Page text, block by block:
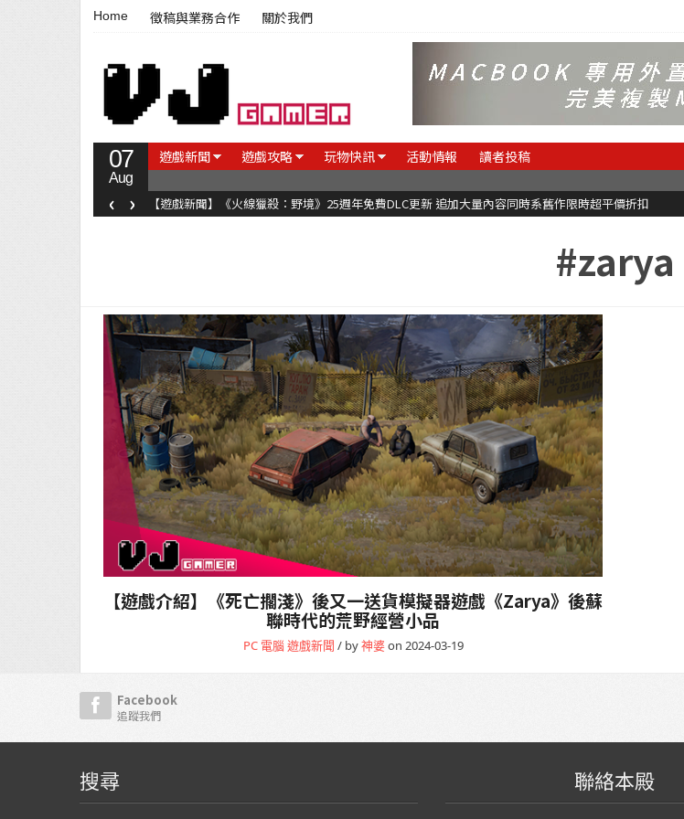
Home 徵稿與業務合作 關於我們
07
Aug
遊戲新聞 遊戲攻略 玩物快訊 活動情報 讀者投稿
【遊戲新聞】《火線獵殺：野境》25週年免費DLC更新 追加大量內容同時系舊作限時超平價折扣
‹ ›
#zarya
【遊戲介紹】《死亡擱淺》後又一送貨模擬器遊戲《Zarya》後蘇
聯時代的荒野經營小品
PC 電腦遊戲新聞 / by神婆on 2024-03-19
Facebook
追蹤我們
搜尋 聯絡本殿